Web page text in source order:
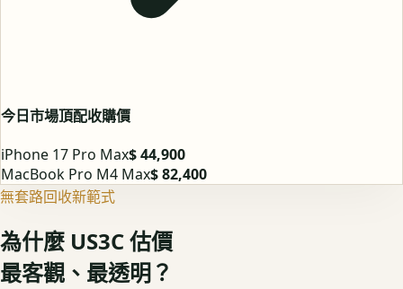
今日市場頂配收購價
iPhone 17 Pro Max$ 44,900
MacBook Pro M4 Max$ 82,400
無套路回收新範式
為什麼 US3C 估價
最客觀、最透明？